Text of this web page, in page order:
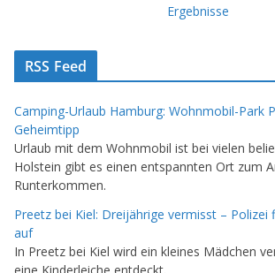
Ergebnisse
RSS Feed
Camping-Urlaub Hamburg: Wohnmobil-Park
Geheimtipp
Urlaub mit dem Wohnmobil ist bei vielen
Holstein gibt es einen entspannten Ort zum
Runterkommen.
Preetz bei Kiel: Dreijährige vermisst –
auf
In Preetz bei Kiel wird ein kleines Mädchen
eine Kinderleiche entdeckt.